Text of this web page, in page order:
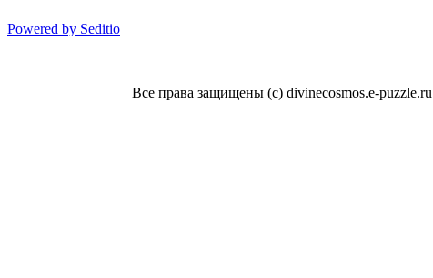
Powered by Seditio
Все права защищены (с) divinecosmos.e-puzzle.ru